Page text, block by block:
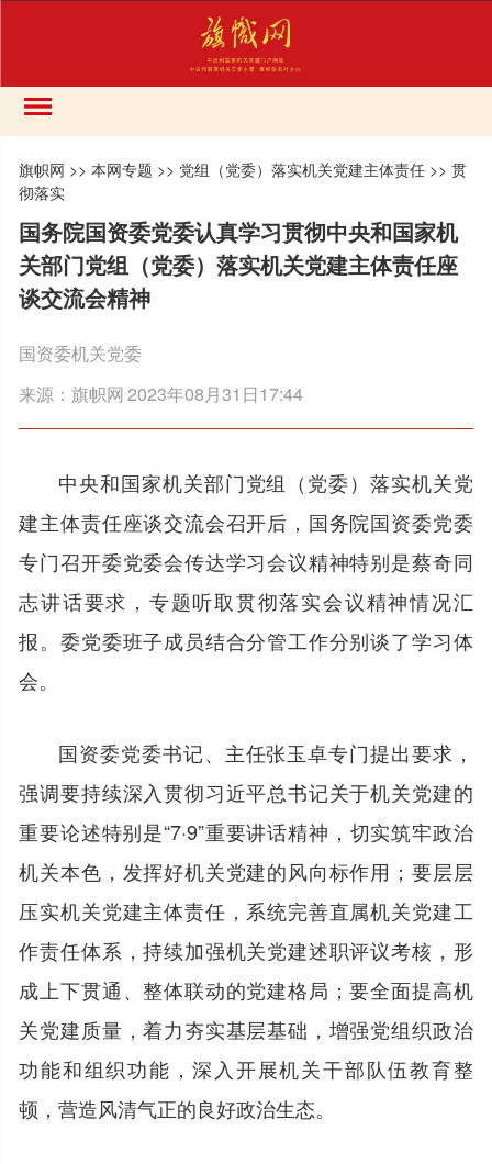
旗帜网 >>本网专题 >> 党组（党委）落实机关党建主体责任 >>贯
彻落实
国务院国资委党委认真学习贯彻中央和国家机
关部门党组（党委）落实机关党建主体责任座
谈交流会精神
国资委机关党委
来源：旗帜网2023年08月31日17:44
中央和国家机关部门党组（党委）落实机关党
建主体责任座谈交流会召开后，国务院国资委党委
专门召开委党委会传达学习会议精神特别是蔡奇同
志讲话要求，专题听取贯彻落实会议精神情况汇
报。委党委班子成员结合分管工作分别谈了学习体
会。
国资委党委书记、主任张玉卓专门提出要求，
强调要持续深入贯彻习近平总书记关于机关党建的
重要论述特别是“7·9”重要讲话精神，切实筑牢政治
机关本色，发挥好机关党建的风向标作用；要层层
压实机关党建主体责任，系统完善直属机关党建工
作责任体系，持续加强机关党建述职评议考核，形
成上下贯通、整体联动的党建格局；要全面提高机
关党建质量，着力夯实基层基础，增强党组织政治
功能和组织功能，深入开展机关干部队伍教育整
顿，营造风清气正的良好政治生态。